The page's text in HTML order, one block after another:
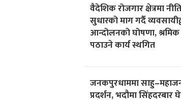
वैदेशिक रोजगार क्षेत्रमा
सुधारको माग गर्दै
आन्दोलनको घोषणा, श्रमिक
पठाउने कार्य स्थगित
जनकपुरधाममा
प्रदर्शन, भदौमा सिंहदरबार